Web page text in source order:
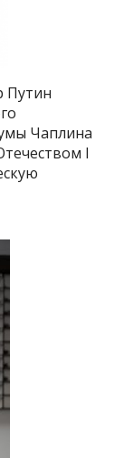
Путин
Чаплина
I